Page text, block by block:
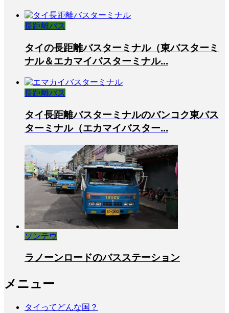
長距離バス
タイの長距離バスターミナル（東バスターミ
ナル＆エカマイバスターミナル...
長距離バス
タイ長距離バスターミナルのバンコク東バス
ターミナル（エカマイバスター...
ソンテウ
ラノーンロードのバスステーション
メニュー
タイってどんな国？